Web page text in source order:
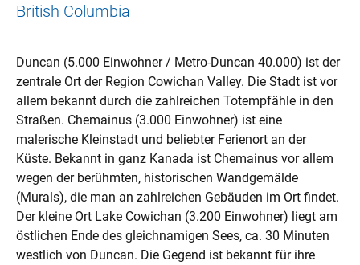
British Columbia
Duncan (5.000 Einwohner / Metro-Duncan 40.000) ist der
zentrale Ort der Region Cowichan Valley. Die Stadt ist vor
allem bekannt durch die zahlreichen Totempfähle in den
Straßen. Chemainus (3.000 Einwohner) ist eine
malerische Kleinstadt und beliebter Ferienort an der
Küste. Bekannt in ganz Kanada ist Chemainus vor allem
wegen der berühmten, historischen Wandgemälde
(Murals), die man an zahlreichen Gebäuden im Ort findet.
Der kleine Ort Lake Cowichan (3.200 Einwohner) liegt am
östlichen Ende des gleichnamigen Sees, ca. 30 Minuten
westlich von Duncan. Die Gegend ist bekannt für ihre